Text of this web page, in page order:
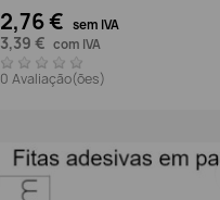
2,76 € sem IVA
3,39 € com IVA
0 Avaliação(ões)